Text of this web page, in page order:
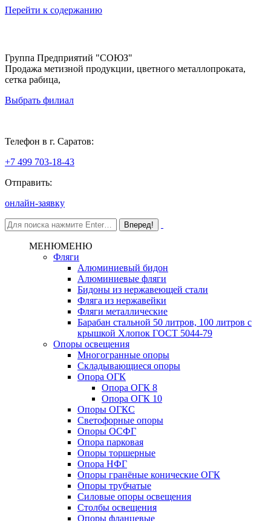
Перейти к содержанию
Группа Предприятий "СОЮЗ"
Продажа метизной продукции, цветного металлопроката,
сетка рабица,
Выбрать филиал
Телефон в г. Саратов:
+7 499 703-18-43
Отправить:
онлайн-заявку
МЕНЮМЕНЮ
Фляги
Алюминиевый бидон
Алюминиевые фляги
Бидоны из нержавеющей стали
Фляга из нержавейки
Фляги металлические
Барабан стальной 50 литров, 100 литров с
крышкой Хлопок ГОСТ 5044-79
Опоры освещения
Многогранные опоры
Складывающиеся опоры
Опора ОГК
Опора ОГК 8
Опора ОГК 10
Опоры ОГКС
Светофорные опоры
Опоры ОСФГ
Опора парковая
Опоры торшерные
Опора НФГ
Опоры гранёные конические ОГК
Опоры трубчатые
Силовые опоры освещения
Столбы освещения
Опоры фланцевые